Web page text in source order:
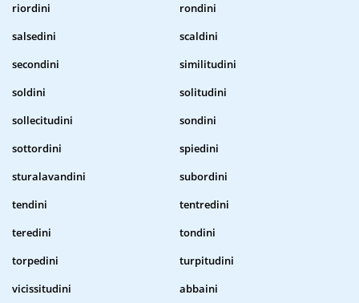
riordini
rondini
salsedini
scaldini
secondini
similitudini
soldini
solitudini
sollecitudini
sondini
sottordini
spiedini
sturalavandini
subordini
tendini
tentredini
teredini
tondini
torpedini
turpitudini
vicissitudini
abbaini